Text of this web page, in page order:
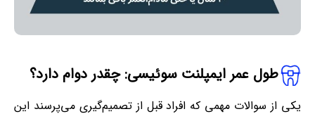
طول عمر ایمپلنت سوئیسی: چقدر دوام دارد؟
یکی از سوالات مهمی که افراد قبل از تصمیم‌گیری می‌پرسند این